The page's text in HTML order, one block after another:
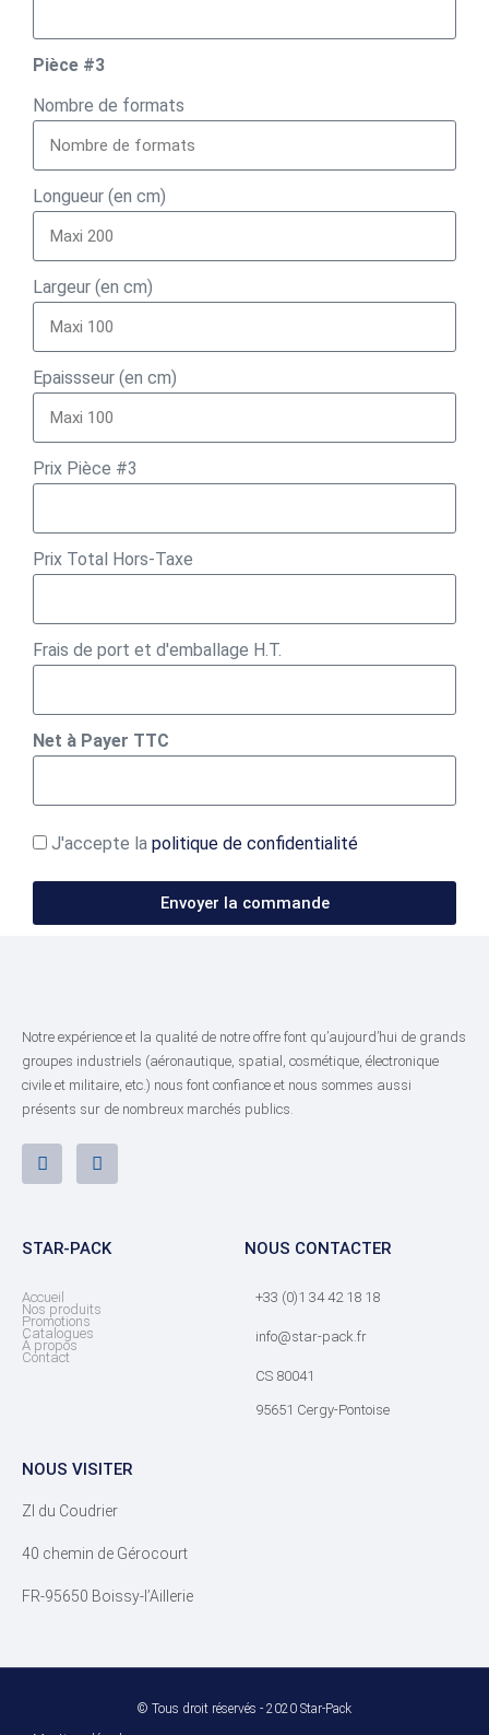
Pièce #3
Nombre de formats
Longueur (en cm)
Largeur (en cm)
Epaissseur (en cm)
Prix Pièce #3
Prix Total Hors-Taxe
Frais de port et d'emballage H.T.
Net à Payer TTC
J'accepte la politique de confidentialité
Envoyer la commande
Notre expérience et la qualité de notre offre font qu’aujourd’hui de grands
groupes industriels (aéronautique, spatial, cosmétique, électronique
civile et militaire, etc.) nous font confiance et nous sommes aussi
présents sur de nombreux marchés publics.
STAR-PACK
Accueil
Nos produits
Promotions
Catalogues
À propos
Contact
NOUS CONTACTER
+33 (0)1 34 42 18 18
info@star-pack.fr
CS 80041
95651 Cergy-Pontoise
NOUS VISITER
ZI du Coudrier
40 chemin de Gérocourt
FR-95650 Boissy-l’Aillerie
© Tous droit réservés - 2020 Star-Pack